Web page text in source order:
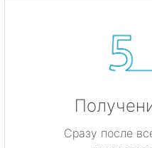
Сразу после